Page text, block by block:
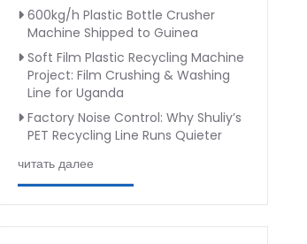
600kg/h Plastic Bottle Crusher
Machine Shipped to Guinea
Soft Film Plastic Recycling Machine
Project: Film Crushing & Washing
Line for Uganda
Factory Noise Control: Why Shuliy’s
PET Recycling Line Runs Quieter
читать далее